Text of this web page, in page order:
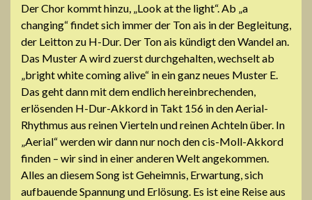
Der Chor kommt hinzu, „Look at the light“. Ab „a
changing“ findet sich immer der Ton ais in der Begleitung,
der Leitton zu H-Dur. Der Ton ais kündigt den Wandel an.
Das Muster A wird zuerst durchgehalten, wechselt ab
„bright white coming alive“ in ein ganz neues Muster E.
Das geht dann mit dem endlich hereinbrechenden,
erlösenden H-Dur-Akkord in Takt 156 in den Aerial-
Rhythmus aus reinen Vierteln und reinen Achteln über. In
„Aerial“ werden wir dann nur noch den cis-Moll-Akkord
finden – wir sind in einer anderen Welt angekommen.
Alles an diesem Song ist Geheimnis, Erwartung, sich
aufbauende Spannung und Erlösung. Es ist eine Reise aus